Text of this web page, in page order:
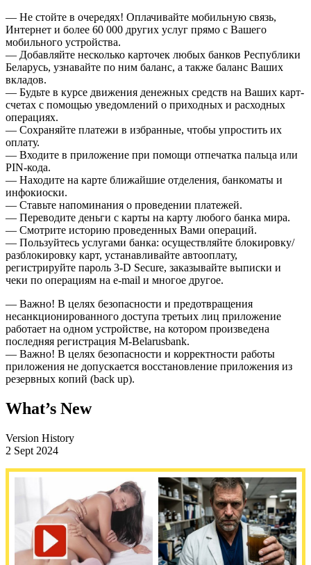
— Не стойте в очередях! Оплачивайте мобильную связь,
Интернет и более 60 000 других услуг прямо с Вашего
мобильного устройства.
— Добавляйте несколько карточек любых банков Республики
Беларусь, узнавайте по ним баланс, а также баланс Ваших
вкладов.
— Будьте в курсе движения денежных средств на Ваших карт-
счетах с помощью уведомлений о приходных и расходных
операциях.
— Сохраняйте платежи в избранные, чтобы упростить их
оплату.
— Входите в приложение при помощи отпечатка пальца или
PIN-кода.
— Находите на карте ближайшие отделения, банкоматы и
инфокиоски.
— Ставьте напоминания о проведении платежей.
— Переводите деньги с карты на карту любого банка мира.
— Смотрите историю проведенных Вами операций.
— Пользуйтесь услугами банка: осуществляйте блокировку/
разблокировку карт, устанавливайте автооплату,
регистрируйте пароль 3-D Secure, заказывайте выписки и
чеки по операциям на e-mail и многое другое.
— Важно! В целях безопасности и предотвращения
несанкционированного доступа третьих лиц приложение
работает на одном устройстве, на котором произведена
последняя регистрация M-Belarusbank.
— Важно! В целях безопасности и корректности работы
приложения не допускается восстановление приложения из
резервных копий (back up).
What’s New
Version History
2 Sept 2024